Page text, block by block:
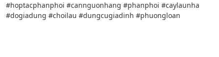
#hoptacphanphoi #cannguonhang #phanphoi #caylaunha
#dogiadung #choilau #dungcugiadinh #phuongloan